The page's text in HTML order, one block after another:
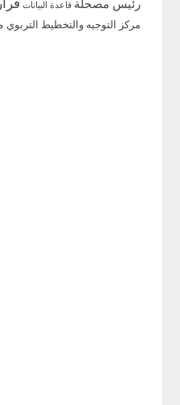
رئيس مصحلة قاعدة البيانات قرار
مركز التوجيه والتخطيط التربوي